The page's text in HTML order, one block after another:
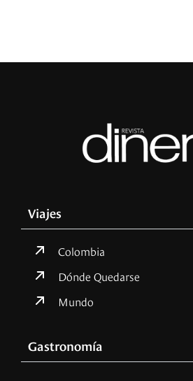
Viajes
Colombia
Dónde Quedarse
Mundo
Gastronomía